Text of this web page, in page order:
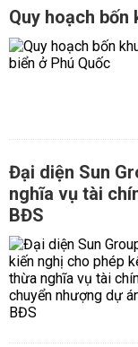
Quy hoạch bốn
Đại diện Sun
nghĩa vụ tài
BĐS